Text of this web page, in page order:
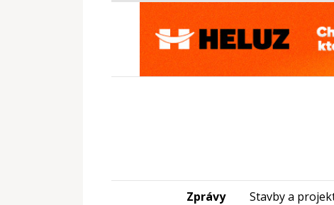
Zprávy Stavby a